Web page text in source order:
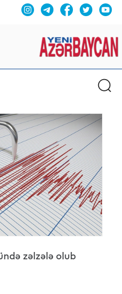
zəlzələ olub